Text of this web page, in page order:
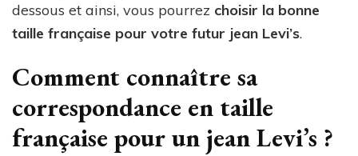
dessous et ainsi, vous pourrez choisir la bonne
taille française pour votre futur jean Levi’s.
Comment connaître sa
correspondance en taille
française pour un jean Levi’s ?